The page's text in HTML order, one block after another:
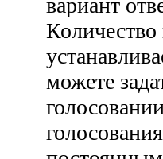
вариант
Количество
можете